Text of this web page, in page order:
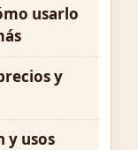
usarlo
y
y usos